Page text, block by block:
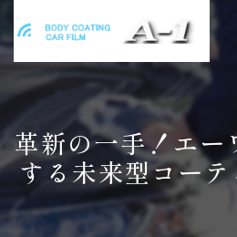
革新の一手！エー
する未来型コー